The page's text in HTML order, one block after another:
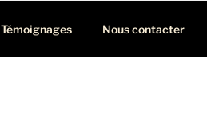
Témoignages Nous contacter